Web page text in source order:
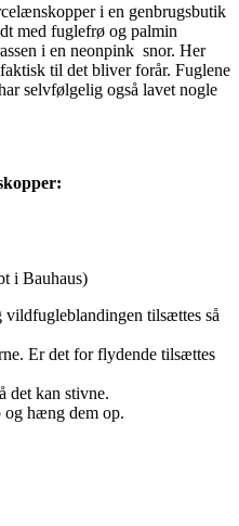
i en genbrugsbutik
med fuglefrø og palmin
i en neonpink snor. Her
til det bliver forår. Fuglene
selvfølgelig også lavet nogle
i Bauhaus)
vildfugleblandingen tilsættes så
Er det for flydende tilsættes
det kan stivne.
og hæng dem op.